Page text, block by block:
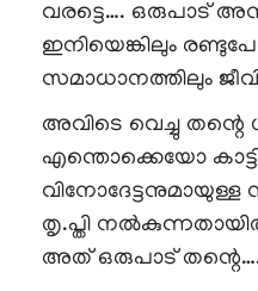
വരട്ടെ…. ഒരുപാട്
ഇനിയെങ്കിലും
സമാധാനത്തിലും
അവിടെ വെച്ചു തന്റെ
എന്തൊക്കെയോ
വിനോദേട്ടനുമായുള്ള
തൃ.പ്തി
അത് ഒരുപാട്